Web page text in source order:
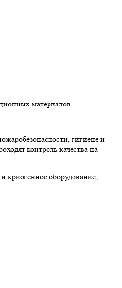
материалов.
гигиене и
контроль качества на
криогенное оборудование;